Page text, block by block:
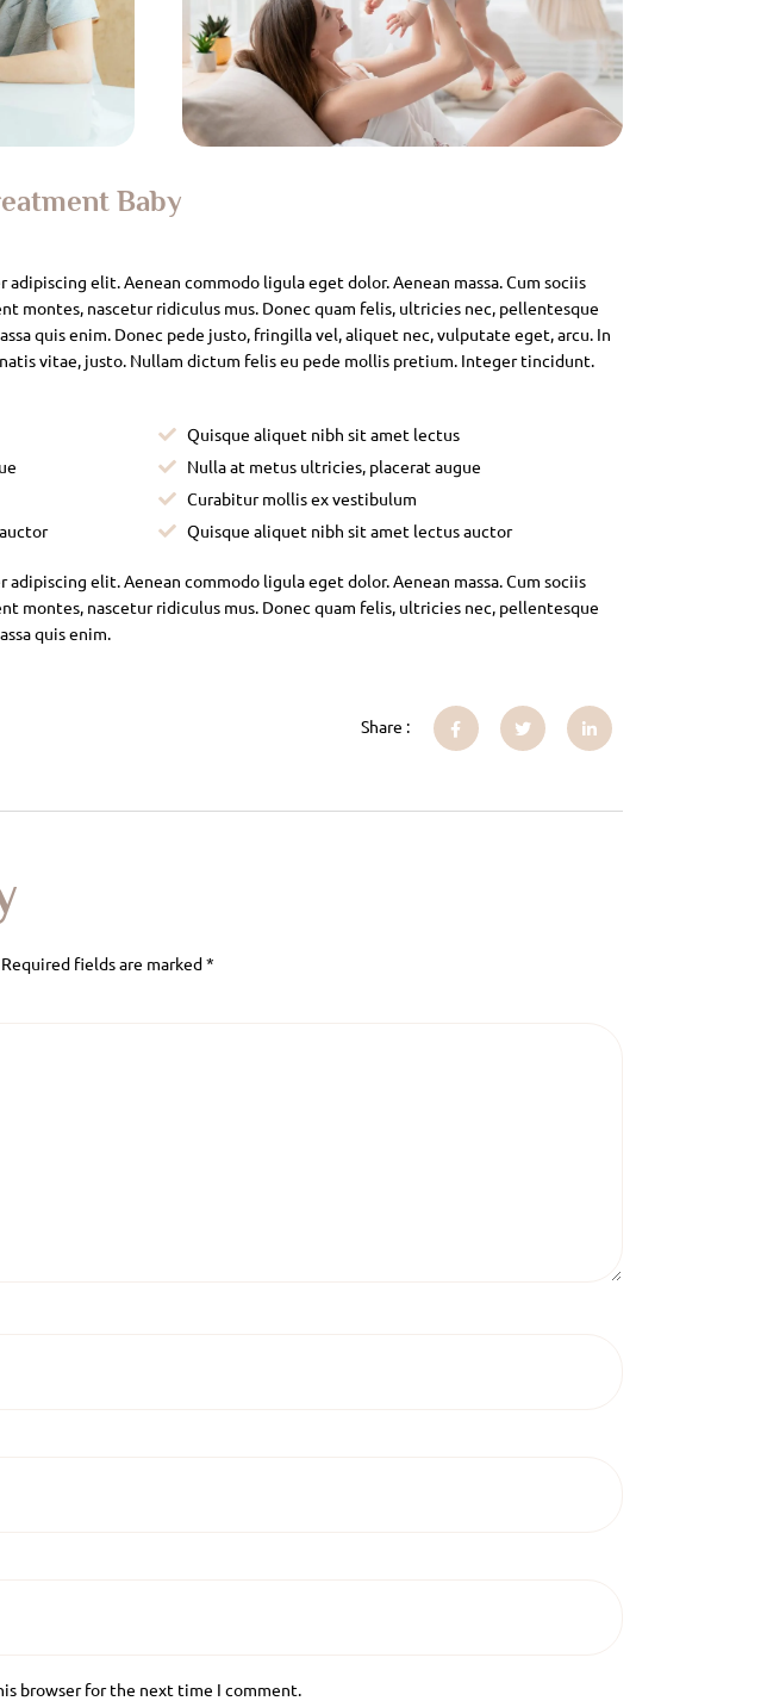
Baby
elit. Aenean commodo ligula eget dolor. Aenean massa. Cum sociis
montes, nascetur ridiculus mus. Donec quam felis, ultricies nec, pellentesque
quis enim. Donec pede justo, fringilla vel, aliquet nec, vulputate eget, arcu. In
vitae, justo. Nullam dictum felis eu pede mollis pretium. Integer tincidunt.
Quisque aliquet nibh sit amet lectus
Nulla at metus ultricies, placerat augue
Curabitur mollis ex vestibulum
Quisque aliquet nibh sit amet lectus auctor
elit. Aenean commodo ligula eget dolor. Aenean massa. Cum sociis
montes, nascetur ridiculus mus. Donec quam felis, ultricies nec, pellentesque
quis enim.
Share :
Required fields are marked*
browser for the next time I comment.